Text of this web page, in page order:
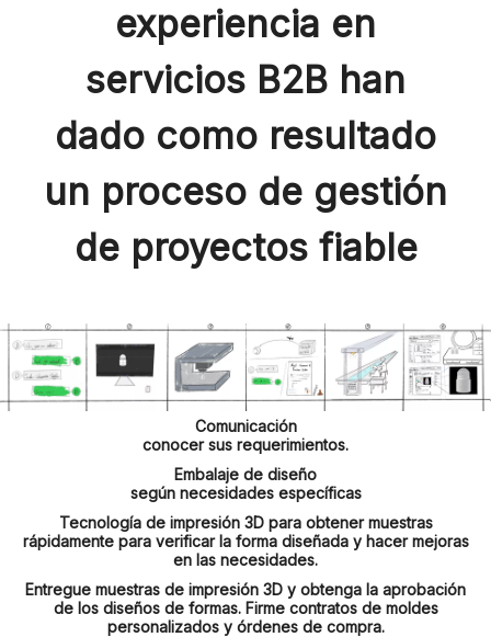
experiencia en
servicios B2B han
dado como resultado
un proceso de gestión
de proyectos fiable
Comunicación
conocer sus requerimientos.
Embalaje de diseño
según necesidades específicas
Tecnología de impresión 3D para obtener muestras
rápidamente para verificar la forma diseñada y hacer mejoras
en las necesidades.
Entregue muestras de impresión 3D y obtenga la aprobación
de los diseños de formas. Firme contratos de moldes
personalizados y órdenes de compra.